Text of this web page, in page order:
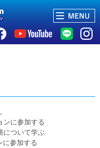
ンに参加する
について学ぶ
に参加する